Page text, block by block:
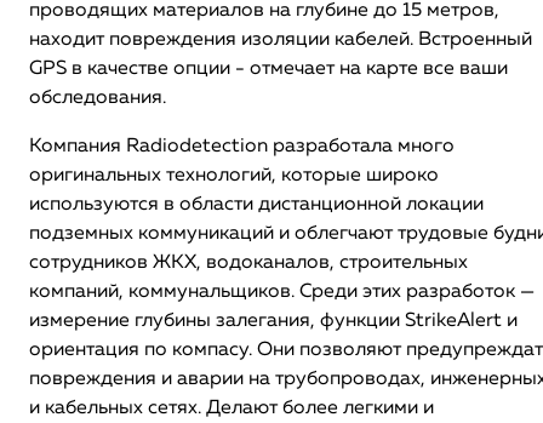
проводящих материалов на глубине до 15 метров,
находит повреждения изоляции кабелей. Встроенный
GPS в качестве опции - отмечает на карте все ваши
обследования.
Компания Radiodetection разработала много
оригинальных технологий, которые широко
используются в области дистанционной локации
подземных коммуникаций и облегчают трудовые
сотрудников ЖКХ, водоканалов, строительных
компаний, коммунальщиков. Среди этих разработок —
измерение глубины залегания, функции StrikeAlert и
ориентация по компасу. Они позволяют
повреждения и аварии на трубопроводах,
и кабельных сетях. Делают более легкими и